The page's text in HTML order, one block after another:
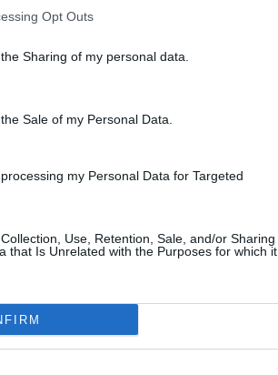
Opt Outs
Sharing of my personal data.
Sale of my Personal Data.
my Personal Data for Targeted
Use, Retention, Sale, and/or Sharing
that Is Unrelated with the Purposes for which it